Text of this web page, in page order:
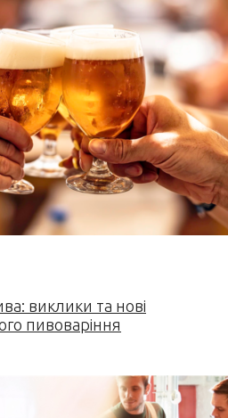
виклики та нові
пивоваріння